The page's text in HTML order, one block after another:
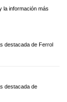
la información más
destacada de Ferrol
destacada de